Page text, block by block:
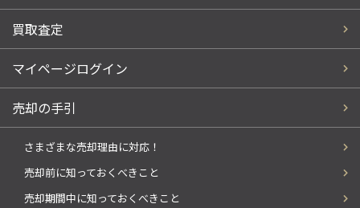
買取査定
マイページログイン
売却の手引
さまざまな売却理由に対応！
売却前に知っておくべきこと
売却期間中に知っておくべきこと